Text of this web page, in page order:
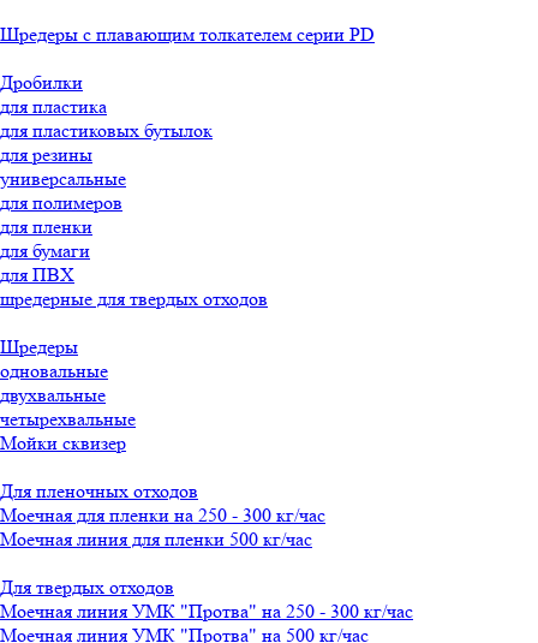
Шредеры с плавающим толкателем серии PD
Дробилки
для пластика
для пластиковых бутылок
для резины
универсальные
для полимеров
для пленки
для бумаги
для ПВХ
шредерные для твердых отходов
Шредеры
одновальные
двухвальные
четырехвальные
Мойки сквизер
Для пленочных отходов
Моечная для пленки на 250 - 300 кг/час
Моечная линия для пленки 500 кг/час
Для твердых отходов
Моечная линия УМК "Протва" на 250 - 300 кг/час
Моечная линия УМК "Протва" на 500 кг/час